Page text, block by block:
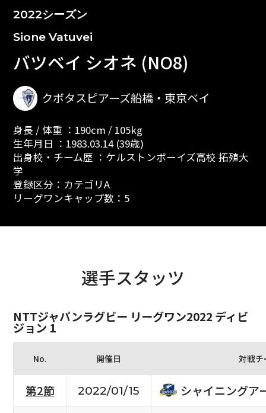
2022シーズン
Sione Vatuvei
バツベイ シオネ (NO8)
クボタスピアーズ船橋・東京ベイ
身長 / 体重 ：190cm / 105kg
生年月日 ：1983.03.14 (39歳)
出身校・チーム歴 ：ケルストンボーイズ高校 拓殖大
学
登録区分：カテゴリA
リーグワンキャップ数：5
選手スタッツ
NTTジャパンラグビー リーグワン2022 ディビ
ジョン 1
No. 開催日 対戦チ
第2節 2022/01/15
シャイニングア